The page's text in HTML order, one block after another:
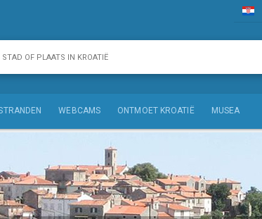
WEBCAMS ONTMOET KROATIË MUSEA